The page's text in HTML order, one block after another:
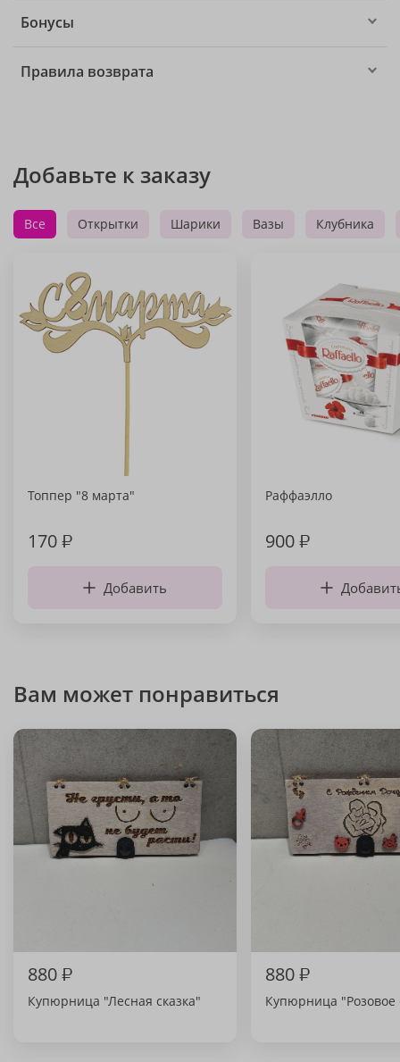
Бонусы
Правила возврата
Добавьте к заказу
Все Открытки Шарики Вазы Клубника
Топпер "8 марта"
170₽
Добавить
Раффаэлло
900₽
Вам может понравиться
880₽
Купюрница "Лесная сказка"
880₽
Купюрница "Розовое